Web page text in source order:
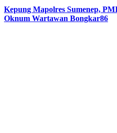
Kepung Mapolres Sumenep,
Oknum Wartawan Bongkar86